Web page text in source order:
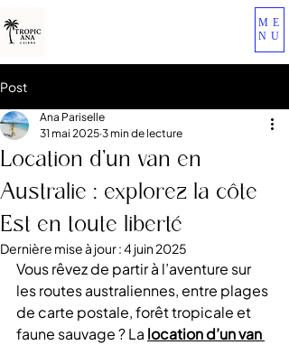
ME
NU
Post
Location d’un van en
Australie : explorez la côte
Est en toute liberté
Ana Pariselle
31 mai 2025 3 min de lecture
Dernière mise à jour :4 juin 2025
Vous rêvez de partir à l’aventure sur
les routes australiennes, entre plages
de carte postale, forêt tropicale et
faune sauvage ? La location d’un van